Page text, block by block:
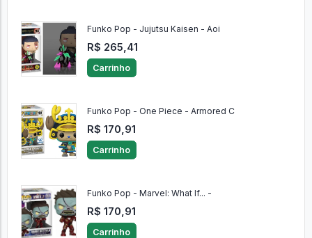
Funko Pop - Jujutsu Kaisen - Aoi
R$ 265,41
Carrinho
Funko Pop - One Piece - Armored C
R$ 170,91
Carrinho
Funko Pop - Marvel: What If... -
R$ 170,91
Carrinho